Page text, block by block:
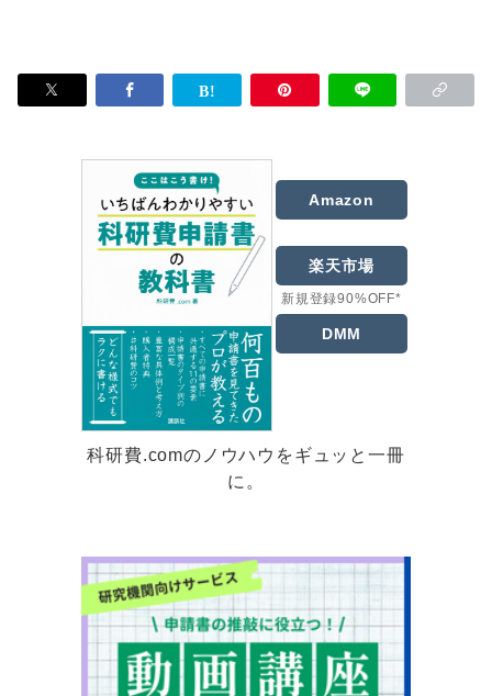
Amazon
楽天市場
新規登録90%OFF*
DMM
科研費.comのノウハウをギュッと一冊
に。